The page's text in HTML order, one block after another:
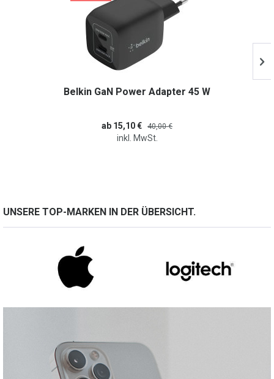
Belkin GaN Power Adapter 45 W
ab 15,10 € 40,00 €
inkl. MwSt.
UNSERE TOP-MARKEN IN DER ÜBERSICHT.